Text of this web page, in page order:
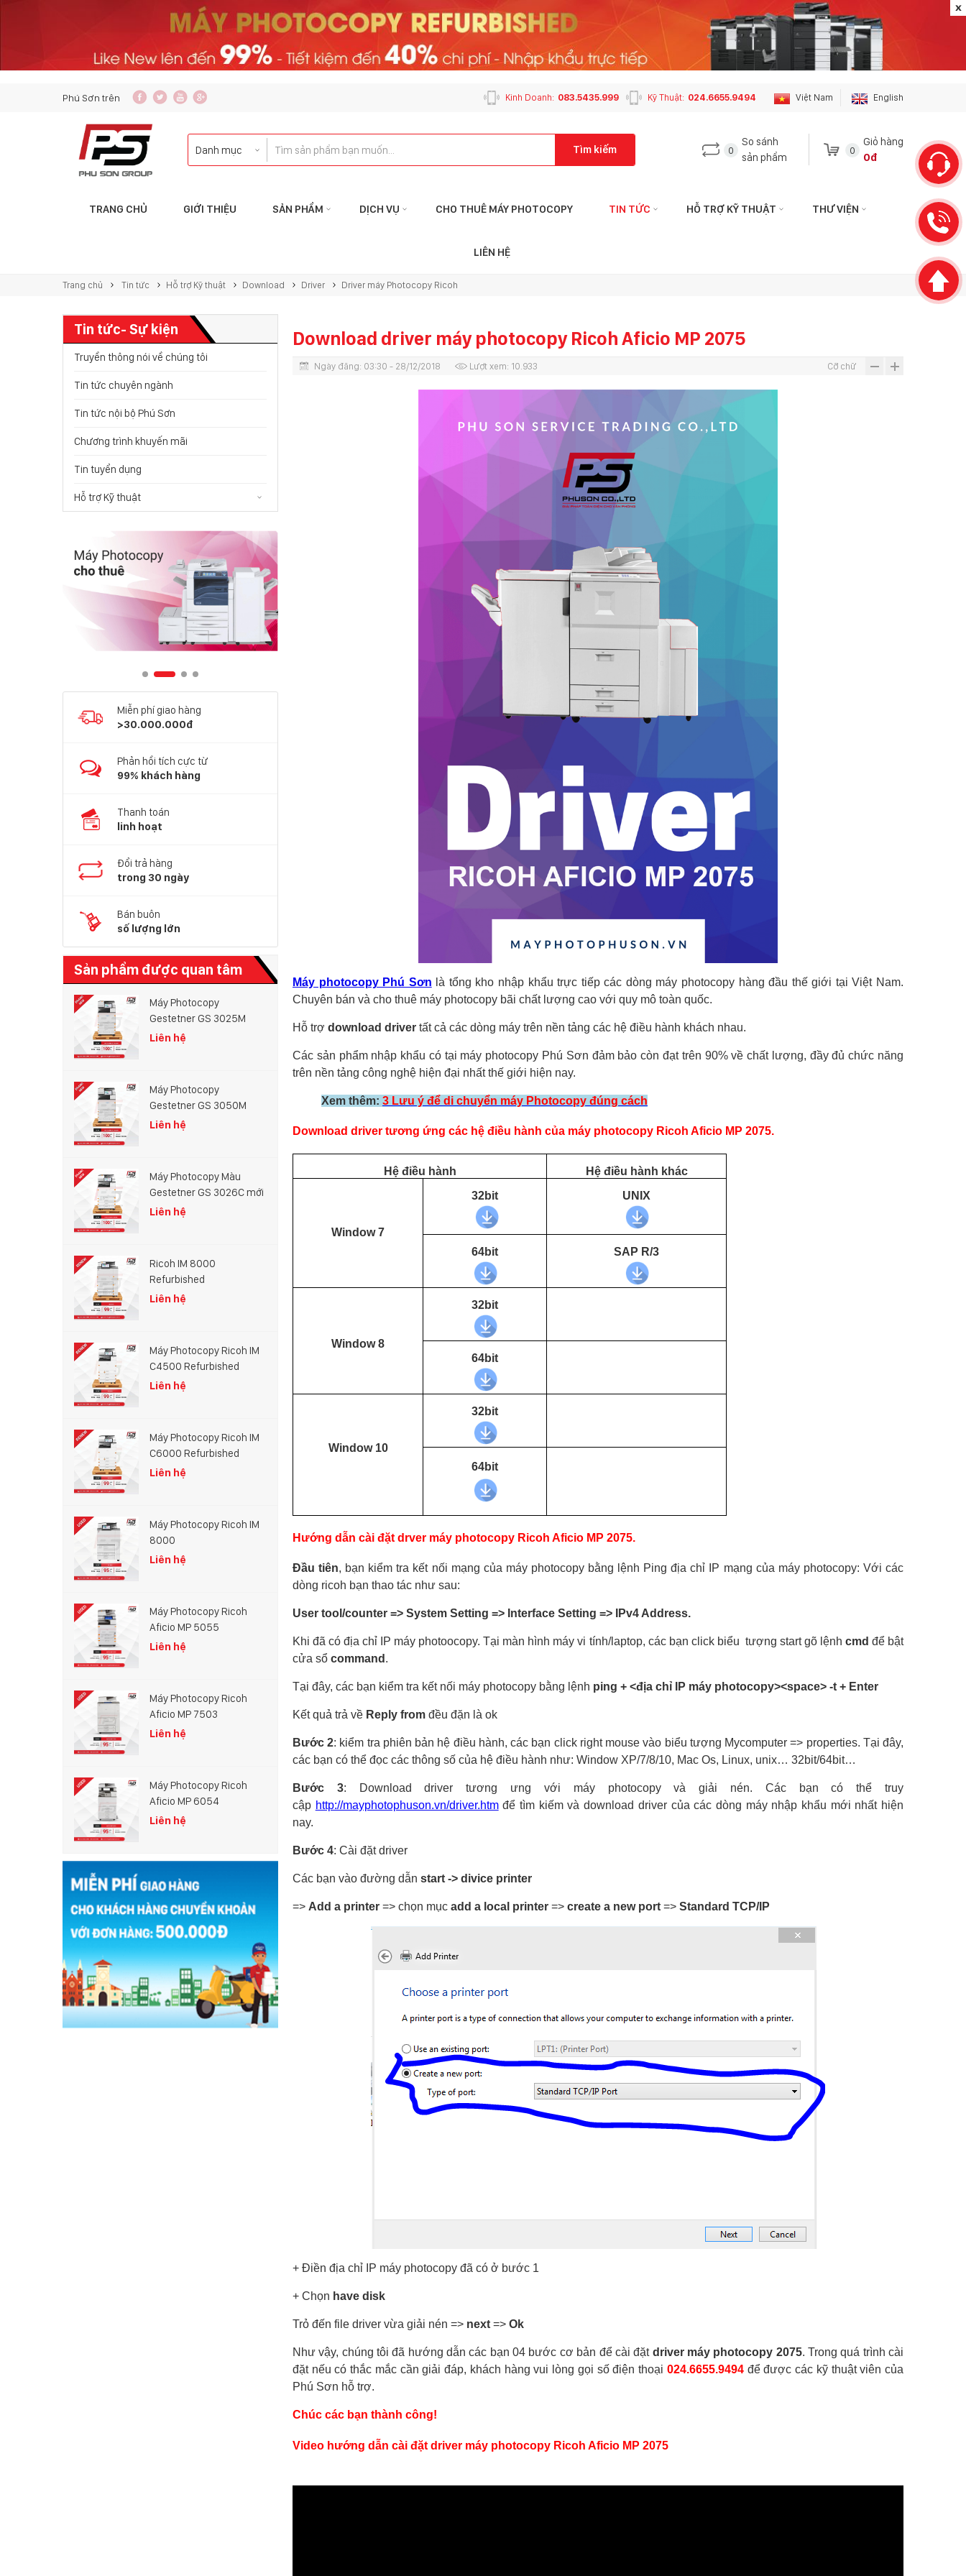
Phú Sơn trên Việt Nam English
Kỹ Thuật: 024.6655.9494
Kinh Doanh: 083.5435.999
Tìm kiếm 0
So sánh
sản phẩm
0
Giỏ hàng
0đ
TRANG CHỦ GIỚI THIỆU SẢN PHẨM DỊCH VỤ CHO THUÊ MÁY PHOTOCOPY TIN TỨC HỖ TRỢ KỸ THUẬT THƯ VIỆN
LIÊN HỆ
Trang chủ Tin tức Hỗ trợ Kỹ thuật Download Driver Driver máy Photocopy Ricoh
Tin tức- Sự kiện
Truyền thông nói về chúng tôi
Tin tức chuyên ngành
Tin tức nội bộ Phú Sơn
Chương trình khuyến mãi
Tin tuyển dụng
Hỗ trợ Kỹ thuật
Miễn phí giao hàng
>30.000.000đ
Phản hồi tích cực từ
99% khách hàng
Thanh toán
linh hoạt
Đổi trả hàng
trong 30 ngày
Bán buôn
số lượng lớn
Sản phẩm được quan tâm
Máy Photocopy
Gestetner GS 3025M
Liên hệ
Máy Photocopy
Gestetner GS 3050M
Liên hệ
Máy Photocopy Màu
Gestetner GS 3026C mới
100%
Liên hệ
Ricoh IM 8000
Refurbished
Liên hệ
Máy Photocopy Ricoh IM
C4500 Refurbished
Liên hệ
Máy Photocopy Ricoh IM
C6000 Refurbished
Liên hệ
Máy Photocopy Ricoh IM
8000
Liên hệ
Máy Photocopy Ricoh
Aficio MP 5055
Liên hệ
Máy Photocopy Ricoh
Aficio MP 7503
Liên hệ
Máy Photocopy Ricoh
Aficio MP 6054
Liên hệ
Download driver máy photocopy Ricoh Aficio MP 2075
Ngày đăng: 03:30 - 28/12/2018 Lượt xem: 10.933 Cỡ chữ
Máy photocopy Phú Sơn là tổng kho nhập khẩu trực tiếp các dòng máy photocopy hàng đầu thế giới tại Việt Nam.
Chuyên bán và cho thuê máy photocopy bãi chất lượng cao với quy mô toàn quốc.
Hỗ trợ download driver tất cả các dòng máy trên nền tảng các hệ điều hành khách nhau.
Các sản phẩm nhập khẩu có tại máy photocopy Phú Sơn đảm bảo còn đạt trên 90% về chất lượng, đầy đủ chức năng
trên nền tảng công nghệ hiện đại nhất thế giới hiện nay.
Xem thêm: 3 Lưu ý để di chuyển máy Photocopy đúng cách
Download driver tương ứng các hệ điều hành của máy photocopy Ricoh Aficio MP 2075.
Hệ điều hành Hệ điều hành khác
Window 7
32bit UNIX
64bit SAP R/3
Window 8
32bit
64bit
Window 10
32bit
64bit
Hướng dẫn cài đặt drver máy photocopy Ricoh Aficio MP 2075.
Đầu tiên, bạn kiểm tra kết nối mạng của máy photocopy bằng lệnh Ping địa chỉ IP mạng của máy photocopy: Với các
dòng ricoh bạn thao tác như sau:
User tool/counter => System Setting => Interface Setting => IPv4 Address.
Khi đã có địa chỉ IP máy photoocopy. Tại màn hình máy vi tính/laptop, các bạn click biểu tượng start gõ lệnh cmd để bật
cửa sổ command .
Tại đây, các bạn kiểm tra kết nối máy photocopy bằng lệnh ping + <địa chỉ IP máy photocopy><space> -t + Enter
Kết quả trả về Reply from đều đặn là ok
Bước 2: kiểm tra phiên bản hệ điều hành, các bạn click right mouse vào biểu tượng Mycomputer => properties. Tại đây,
các bạn có thể đọc các thông số của hệ điều hành như: Window XP/7/8/10, Mac Os, Linux, unix… 32bit/64bit…
Bước 3: Download driver tương ưng với máy photocopy và giải nén. Các bạn có thể truy
cập http://mayphotophuson.vn/driver.htm để tìm kiếm và download driver của các dòng máy nhập khẩu mới nhất hiện
nay.
Bước 4: Cài đặt driver
Các bạn vào đường dẫn start -> divice printer
=> Add a printer => chọn mục add a local printer => create a new port => Standard TCP/IP
+ Điền địa chỉ IP máy photocopy đã có ở bước 1
+ Chọn have disk
Trỏ đến file driver vừa giải nén => next => Ok
Như vậy, chúng tôi đã hướng dẫn các bạn 04 bước cơ bản để cài đặt driver máy photocopy 2075. Trong quá trình cài
đặt nếu có thắc mắc cần giải đáp, khách hàng vui lòng gọi số điện thoại 024.6655.9494để được các kỹ thuật viên của
Phú Sơn hỗ trợ.
Chúc các bạn thành công!
Video hướng dẫn cài đặt driver máy photocopy Ricoh Aficio MP 2075
KINH DOANH
083.5435.999
KẾ TOÁN
hotro.copierphuson@gmail.com